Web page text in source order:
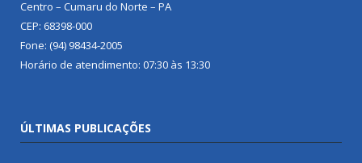
Centro – Cumaru do Norte – PA
CEP: 68398-000
Fone: (94) 98434-2005
Horário de atendimento: 07:30 às 13:30
ÚLTIMAS PUBLICAÇÕES